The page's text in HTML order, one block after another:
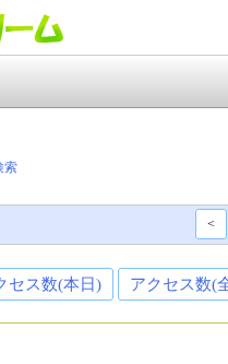
索
<
セス数(本日) アクセス数(